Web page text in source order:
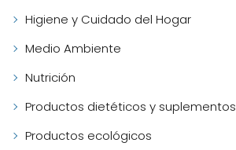
Higiene y Cuidado del Hogar
Medio Ambiente
Nutrición
Productos dietéticos y suplementos
Productos ecológicos